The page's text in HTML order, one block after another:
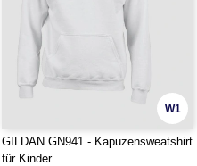
W1
GILDAN GN941 - Kapuzensweatshirt
für Kinder